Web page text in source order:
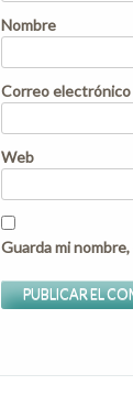
Nombre
Correo electrónico
Web
Guarda mi